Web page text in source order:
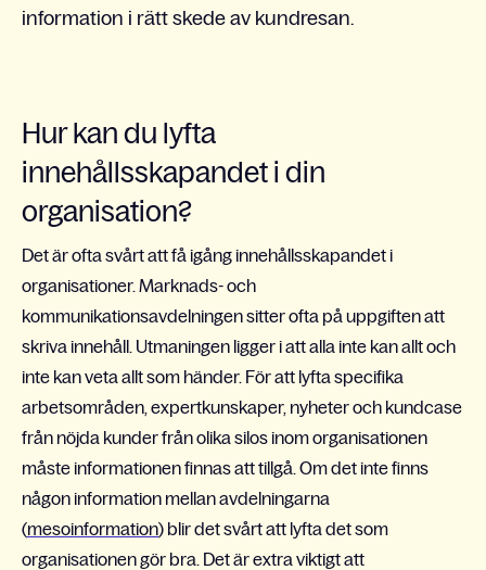
information i rätt skede av kundresan.
Hur kan du lyfta
innehållsskapandet i din
organisation?
Det är ofta svårt att få igång innehållsskapandet i
organisationer. Marknads- och
kommunikationsavdelningen sitter ofta på uppgiften att
skriva innehåll. Utmaningen ligger i att alla inte kan allt och
inte kan veta allt som händer. För att lyfta specifika
arbetsområden, expertkunskaper, nyheter och kundcase
från nöjda kunder från olika silos inom organisationen
måste informationen finnas att tillgå. Om det inte finns
någon information mellan avdelningarna
(mesoinformation) blir det svårt att lyfta det som
organisationen gör bra. Det är extra viktigt att